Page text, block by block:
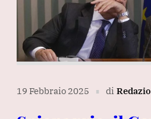
19 Febbraio 2025 ∎ di